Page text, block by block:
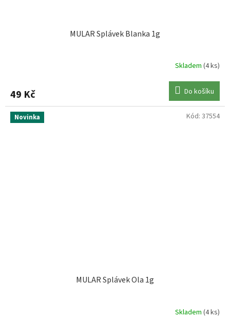
MULAR Splávek Blanka 1g
Skladem (4 ks)
49 Kč Do košíku
Novinka
MULAR Splávek Ola 1g
Skladem (4 ks)
Kód: 37554